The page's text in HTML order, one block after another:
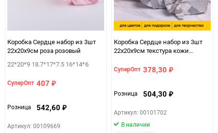
Коробка Сердце набор из 3шт
22х20х9см роза розовый
22*20*9 18.7*17*7.5 16*14*6
СуперОпт 407 ₽
Розница 542,60 ₽
Артикул: 00109669
Коробка Сердце набор из 3шт
22х20х9см текстура кожи
СуперОпт 378,30 ₽
Розница 504,30 ₽
Артикул: 00101702
В наличии